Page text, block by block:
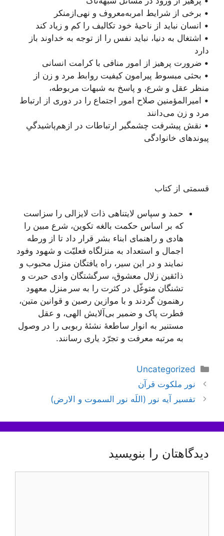
• برخی از شرایط امر‌به‌معروف و نهی‌از‌منکر
• انسان نباید از ناحیۀ خود تکالیف را کم و زیاد کند
• اشتغال به دنیا، نباید نفس را از توجه به خداوند باز
دارد
• ضرورت پرهیز از امور منافی با کرامت انسانی
• بحثی مبسوط پیرامون کیفیت روابط مرد و زن از
منظر عقل و شرع، و پاسخ به شبهات مربوطه،
• امیرالمؤمنین صلاح امور اجتماع را در دوری از ارتباط
مرد و زن می‌دانند
• نقش پیشرفت چشمگیر ارتباطات در ازهم‌پاشیدگیِ
پیوندهای خانوادگی
قسمتی از کتاب
حمد و سپاس لایتناهی ذات لایزالی را سزاست
که بر اساس حکمت بالغه تکوین، شرع مبین را
هادی و راهنمای ابناء بشر قرار داد تا از ورطه
اجمال و استعداد به منزلگاه فعلیّت و شهود وفود
نمایند و در این سیر، راه یافتگان منزل محبوب و
ذائقین زلال معشوق، سرگشتگان وادی حیرت و
تشنگان متوغّل در کثرت را به سر منزل معهود
رهنمون گردند و با موازین رصین و قوانین متین،
فطرت پاک و ضمیر بی‌آلایش الهی، و عقل
مستنیر به انوار ساطعۀ نشئۀ ربوبی را در وصول
به مرتبه معرفت و تجرّد یاری رسانند.
دسته‌ها
Uncategorized
ناوبری
نوشته‌ها
نور ملکوت قرآن
تفسیر آیه نور (اللَه نور السموت و الارض)
دیدگاهتان را بنویسید